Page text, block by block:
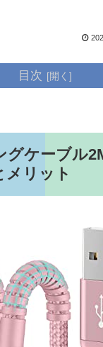
目次
グケーブル
メリット